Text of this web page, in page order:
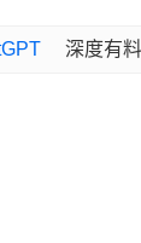
深度有料